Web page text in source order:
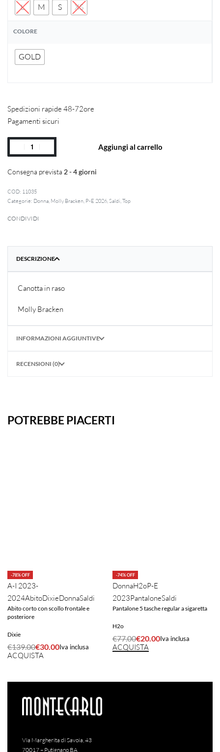
L M S XS
COLORE
GOLD
Spedizioni rapide 48-72ore
Pagamenti sicuri
Aggiungi al carrello
Consegna prevista 2 - 4 giorni
11035
Categorie: Donna Molly Bracken P-E 2026 Saldi Top
CONDIVIDI
DESCRIZIONE
Canotta in raso
Molly Bracken
INFORMAZIONI AGGIUNTIVE
RECENSIONI (0)
POTREBBE PIACERTI
-78% OFF
A-I 2023-
2024AbitoDixieDonnaSaldi
Abito corto con scollo frontale e
posteriore
Dixie
€139.00€30.00Iva inclusa
ACQUISTA
-74% OFF
DonnaH2oP-E
2023PantaloneSaldi
Pantalone 5 tasche regular a sigaretta
H2o
€77.00€20.00Iva inclusa
ACQUISTA
Via Margherita di Savoia, 43
70017 – Putignano BA